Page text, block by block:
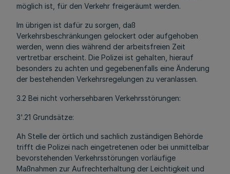
möglich ist, für den Verkehr freigeräumt werden.
Im übrigen ist dafür zu sorgen, daß
Verkehrsbeschränkungen gelockert oder aufgehoben
werden, wenn dies während der arbeitsfreien Zeit
vertretbar erscheint. Die Polizei ist gehalten, hierauf
besonders zu achten und gegebenenfalls eine Änderung
der bestehenden Verkehrsregelungen zu veranlassen.
3.2 Bei nicht vorhersehbaren Verkehrsstörungen:
3'.21 Grundsätze:
Ah Stelle der örtlich und sachlich zuständigen Behörde
trifft die Polizei nach eingetretenen oder bei unmittelbar
bevorstehenden Verkehrsstörungen vorläufige
Maßnahmen zur Aufrechterhaltung der Leichtigkeit und